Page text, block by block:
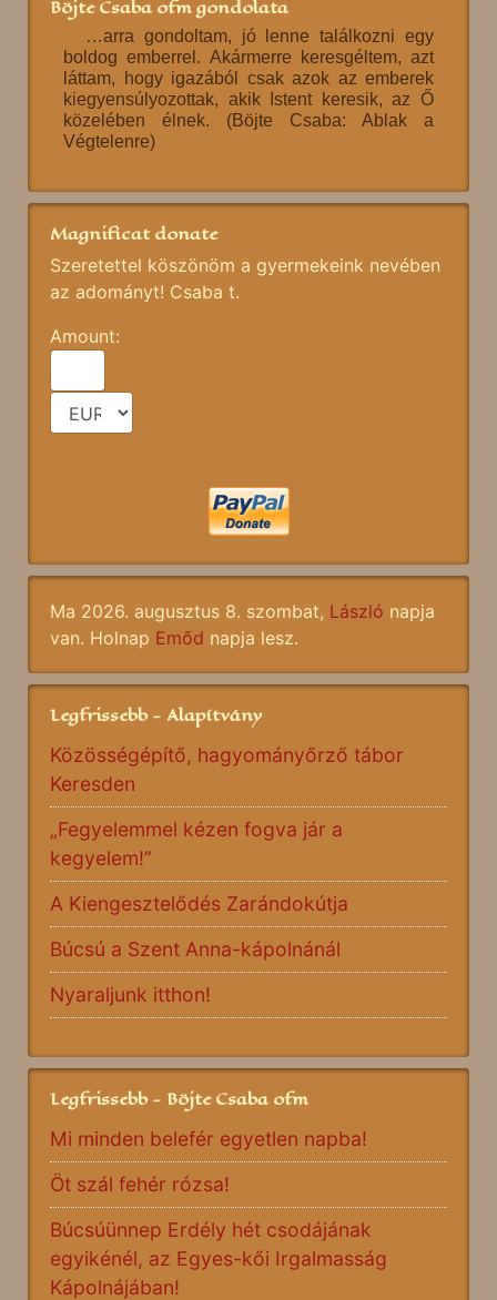
Böjte Csaba ofm gondolata
…arra gondoltam, jó lenne találkozni egy
boldog emberrel. Akármerre keresgéltem, azt
láttam, hogy igazából csak azok az emberek
kiegyensúlyozottak, akik Istent keresik, az Ő
közelében élnek. (Böjte Csaba: Ablak a
Végtelenre)
Magnificat donate
Szeretettel köszönöm a gyermekeink nevében
az adományt! Csaba t.
Amount:
Ma 2026. augusztus 8. szombat, László napja
van. Holnap Emőd napja lesz.
Legfrissebb - Alapítvány
Közösségépítő, hagyományőrző tábor
Keresden
„Fegyelemmel kézen fogva jár a
kegyelem!”
A Kiengesztelődés Zarándokútja
Búcsú a Szent Anna-kápolnánál
Nyaraljunk itthon!
Legfrissebb - Böjte Csaba ofm
Mi minden belefér egyetlen napba!
Öt szál fehér rózsa!
Búcsúünnep Erdély hét csodájának
egyikénél, az Egyes-kői Irgalmasság
Kápolnájában!